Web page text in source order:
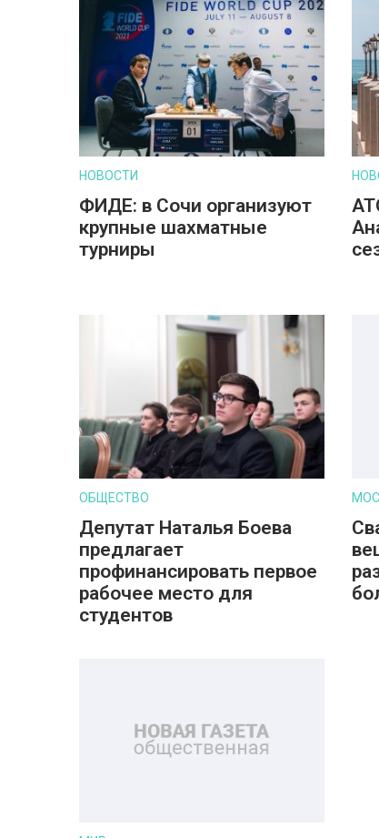
НОВОСТИ
ФИДЕ: в Сочи организуют
крупные шахматные
турниры
ОБЩЕСТВО
Депутат Наталья Боева
предлагает
профинансировать первое
рабочее место для
студентов